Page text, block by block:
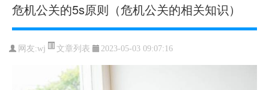
危机公关的5s原则（危机公关的相关知识）
网友:wj 文章列表 2023-05-03 09:07:16